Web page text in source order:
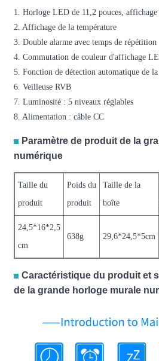
1. Horloge LED de 11,2 pouces,
2. Affichage de la température
3. Double alarme avec temps de répétition
4. Commutation de couleur d'affichage
5. Fonction de détection automatique de
6. Veilleuse RVB
7. Luminosité : 5 niveaux réglables
8. Alimentation : câble CC
Paramètre de produit de la
numérique
Taille du
produit
Poids du
produit
Taille de la
boîte
24,5*16*2,5
cm
638g 29,6*24,5*5cm
Caractéristique du produit et
de la grande horloge murale